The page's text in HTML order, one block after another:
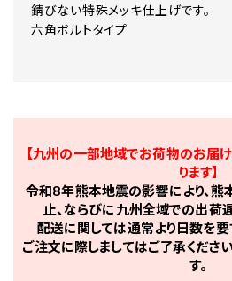
錆びない特殊メッキ仕上げです。
六角ボルトタイプ
【九州の一部地域でお荷物のお届
ります】
令和8年熊本地震の影響により、
止、ならびに九州全域での出荷
配送に関しては通常より日数を要
ご注文に際しましてはご了承くださ
す。